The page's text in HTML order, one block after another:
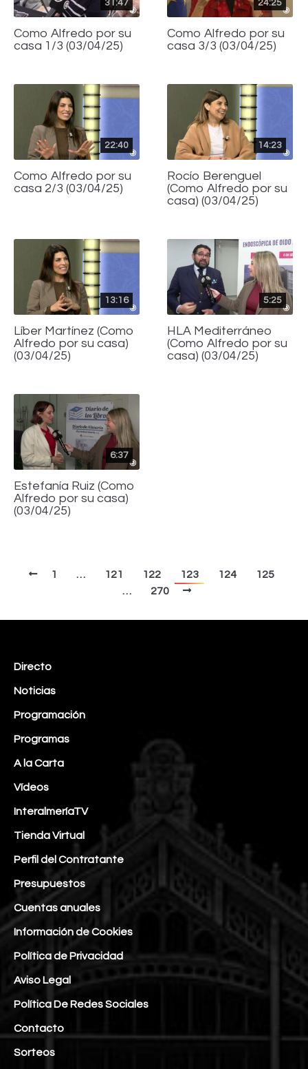
31:47
Como Alfredo por su
casa 1/3 (03/04/25)
24:25
Como Alfredo por su
casa 3/3 (03/04/25)
22:40
Como Alfredo por su
casa 2/3 (03/04/25)
14:23
Rocío Berenguel
(Como Alfredo por su
casa) (03/04/25)
13:16
Líber Martínez (Como
Alfredo por su casa)
(03/04/25)
5:25
HLA Mediterráneo
(Como Alfredo por su
casa) (03/04/25)
6:37
Estefanía Ruiz (Como
Alfredo por su casa)
(03/04/25)
1 … 121 122 123 124
125
…
270
Directo
Noticias
Programación
Programas
A la Carta
Vídeos
InteralmeríaTV
Tienda Virtual
Perfil del Contratante
Presupuestos
Cuentas anuales
Información de Cookies
Política de Privacidad
Aviso Legal
Política De Redes Sociales
Contacto
Sorteos